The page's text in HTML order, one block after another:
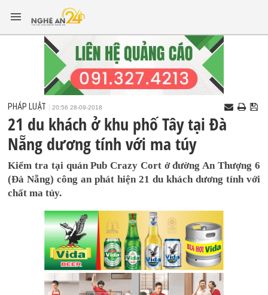
PHÁP LUẬT 20:56 28-09-2018
21 du khách ở khu phố Tây tại Đà
Nẵng dương tính với ma túy
Kiểm tra tại quán Pub Crazy Cort ở đường An Thượng 6
(Đà Nẵng) công an phát hiện 21 du khách dương tính với
chất ma túy.